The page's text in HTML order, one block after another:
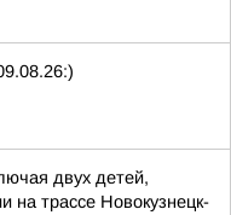
двух детей,
на трассе Новокузнецк-